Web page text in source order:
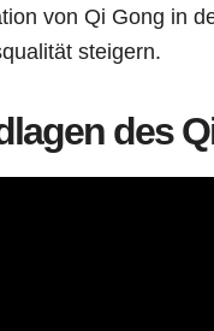
von Qi Gong in
steigern.
des